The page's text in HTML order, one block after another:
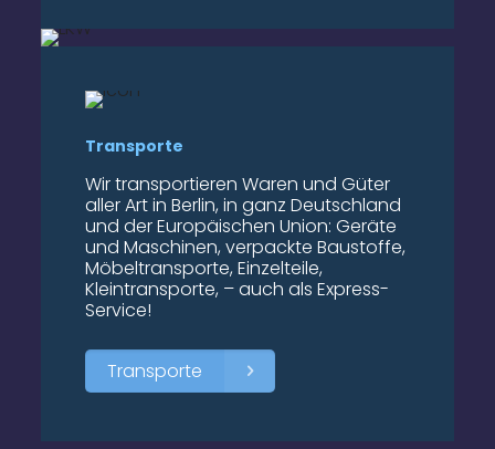
Transporte
Wir transportieren Waren und Güter
aller Art in Berlin, in ganz Deutschland
und der Europäischen Union: Geräte
und Maschinen, verpackte Baustoffe,
Möbeltransporte, Einzelteile,
Kleintransporte, – auch als Express-
Service!
Transporte